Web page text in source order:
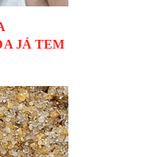
JÁ TEM